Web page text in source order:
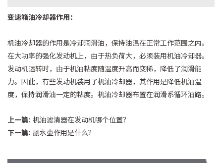
变速箱油冷却器作用：
机油冷却器的作用是冷却润滑油，保持油温在正常工作范围之内。
在大功率的强化发动机上，由于热负荷大，必须装用机油冷却器。
发动机运转时，由于机油粘度随温度升高而变稀，降低了润滑能
力。因此，有些发动机装用了机油冷却器，其作用是降低机油温
度，保持润滑油一定的粘度。机油冷却器布置在润滑系循环油路。
上一篇: 机油滤清器在发动机哪个位置？
下一篇: 副水壶作用是什么？